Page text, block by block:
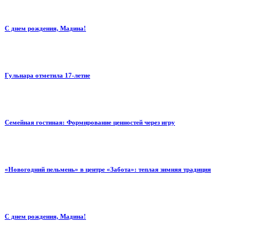
С днем рождения, Мадина!
Гульнара отметила 17‑летие
Семейная гостиная: Формирование ценностей через игру
«Новогодний пельмень» в центре «Забота»: теплая зимняя традиция
С днем рождения, Мадина!